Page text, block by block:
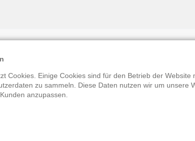
Bad Orb
Cookies. Einige Cookies sind für den Betrieb der Website
zu sammeln. Diese Daten nutzen wir um unsere
anzupassen.